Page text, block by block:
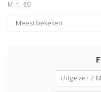
Min: €0
Uitgever /